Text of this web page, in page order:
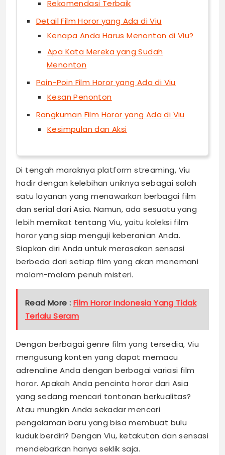
Rekomendasi Terbaik
Detail Film Horor yang Ada di Viu
Kenapa Anda Harus Menonton di Viu?
Apa Kata Mereka yang Sudah
Menonton
Poin-Poin Film Horor yang Ada di Viu
Kesan Penonton
Rangkuman Film Horor yang Ada di Viu
Kesimpulan dan Aksi
Di tengah maraknya platform streaming, Viu
hadir dengan kelebihan uniknya sebagai salah
satu layanan yang menawarkan berbagai film
dan serial dari Asia. Namun, ada sesuatu yang
lebih memikat tentang Viu, yaitu koleksi film
horor yang siap menguji keberanian Anda.
Siapkan diri Anda untuk merasakan sensasi
berbeda dari setiap film yang akan menemani
malam-malam penuh misteri.
Read More : Film Horor Indonesia Yang Tidak
Terlalu Seram
Dengan berbagai genre film yang tersedia, Viu
mengusung konten yang dapat memacu
adrenaline Anda dengan berbagai variasi film
horor. Apakah Anda pencinta horor dari Asia
yang sedang mencari tontonan berkualitas?
Atau mungkin Anda sekadar mencari
pengalaman baru yang bisa membuat bulu
kuduk berdiri? Dengan Viu, ketakutan dan sensasi
mendebarkan hanya seklik saja.